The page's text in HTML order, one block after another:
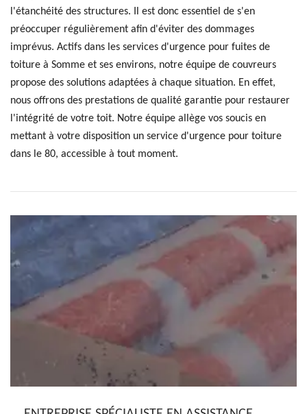
l'étanchéité des structures. Il est donc essentiel de s'en
préoccuper régulièrement afin d'éviter des dommages
imprévus. Actifs dans les services d'urgence pour fuites de
toiture à Somme et ses environs, notre équipe de couvreurs
propose des solutions adaptées à chaque situation. En effet,
nous offrons des prestations de qualité garantie pour restaurer
l'intégrité de votre toit. Notre équipe allège vos soucis en
mettant à votre disposition un service d'urgence pour toiture
dans le 80, accessible à tout moment.